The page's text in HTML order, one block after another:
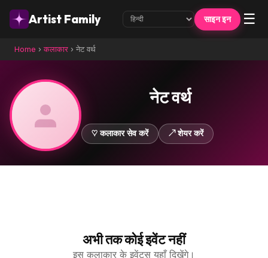
Artist Family साइन इन ☰
Home ›कलाकार › नेट वर्थ
नेट वर्थ
♡ कलाकार सेव करें ↗ शेयर करें
अभी तक कोई इवेंट नहीं
इस कलाकार के इवेंट्स यहाँ दिखेंगे।